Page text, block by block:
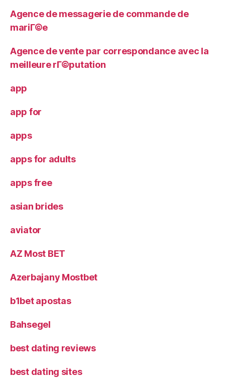
Agence de messagerie de commande de
mariГ©e
Agence de vente par correspondance avec la
meilleure rГ©putation
app
app for
apps
apps for adults
apps free
asian brides
aviator
AZ Most BET
Azerbajany Mostbet
b1bet apostas
Bahsegel
best dating reviews
best dating sites